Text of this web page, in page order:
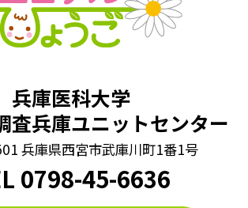
兵庫医科大学
査兵庫ユニットセンター
兵庫県西宮市武庫川町1番1号
0798-45-6636